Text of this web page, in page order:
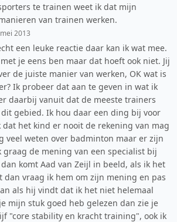
te trainen weet ik dat mijn
van trainen werken.
2013
een leuke reactie daar kan ik wat mee.
je eens ben maar dat hoeft ook niet. Jij
de juiste manier van werken, OK wat is
Ik probeer dat aan te geven in wat ik
daarbij vanuit dat de meeste trainers
gebied. Ik hou daar een ding bij voor
het kind er nooit de rekening van mag
veel weten over badminton maar er zijn
graag de mening van een specialist bij
komt Aad van Zeijl in beeld, als ik het
dan vraag ik hem om zijn mening en pas
als hij vindt dat ik het niet helemaal
mijn stuk goed heb gelezen dan zie je
"core stability en kracht training", ook ik